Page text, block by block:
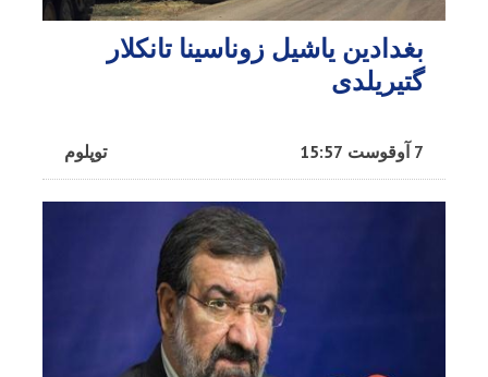
بغدادین یاشیل زوناسینا تانکلار
گتیریلدی
توپلوم 7 آوقوست 15:57